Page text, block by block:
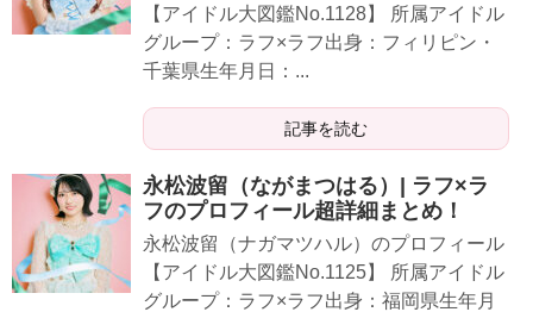
【アイドル大図鑑No.1128】 所属アイドル
グループ：ラフ×ラフ出身：フィリピン・
千葉県生年月日：...
記事を読む
永松波留（ながまつはる）| ラフ×ラ
フのプロフィール超詳細まとめ！
永松波留（ナガマツハル）のプロフィール
【アイドル大図鑑No.1125】 所属アイドル
グループ：ラフ×ラフ出身：福岡県生年月